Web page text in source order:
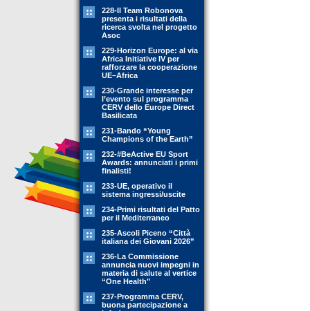
228-Il Team Robonova
presenta i risultati della
ricerca svolta nel progetto
Asoc
229-Horizon Europe: al via
Africa Initiative IV per
rafforzare la cooperazione
UE–Africa
230-Grande interesse per
l’evento sul programma
CERV dello Europe Direct
Basilicata
231-Bando “Young
Champions of the Earth”
232-#BeActive EU Sport
Awards: annunciati i primi
finalisti!
233-UE, operativo il
sistema ingressi/uscite
234-Primi risultati del Patto
per il Mediterraneo
235-Ascoli Piceno “Città
italiana dei Giovani 2026”
236-La Commissione
annuncia nuovi impegni in
materia di salute al vertice
“One Health"
237-Programma CERV,
buona partecipazione a